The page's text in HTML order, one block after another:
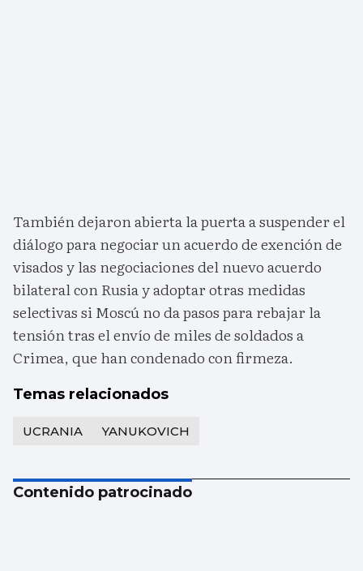
También dejaron abierta la puerta a suspender el
diálogo para negociar un acuerdo de exención de
visados y las negociaciones del nuevo acuerdo
bilateral con Rusia y adoptar otras medidas
selectivas si Moscú no da pasos para rebajar la
tensión tras el envío de miles de soldados a
Crimea, que han condenado con firmeza.
Temas relacionados
UCRANIA YANUKOVICH
Contenido patrocinado